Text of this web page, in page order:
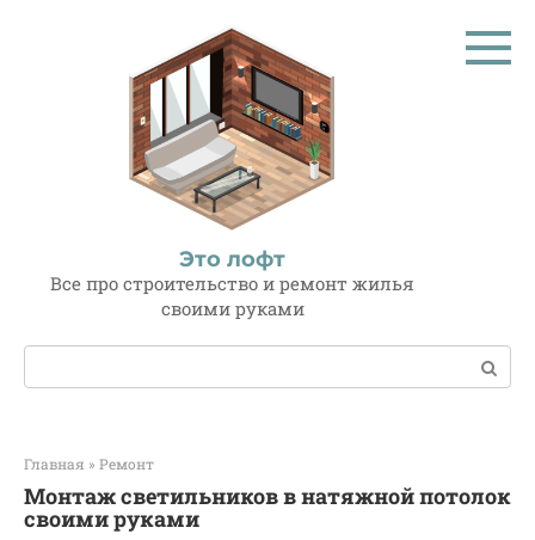
Это лофт
Все про строительство и ремонт жилья
своими руками
Поиск:
Главная » Ремонт
Монтаж светильников в натяжной потолок
своими руками